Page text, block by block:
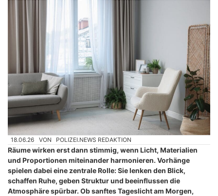
18.06.26 VON POLIZEI.NEWS REDAKTION
Räume wirken erst dann stimmig, wenn Licht, Materialien
und Proportionen miteinander harmonieren. Vorhänge
spielen dabei eine zentrale Rolle: Sie lenken den Blick,
schaffen Ruhe, geben Struktur und beeinflussen die
Atmosphäre spürbar. Ob sanftes Tageslicht am Morgen,